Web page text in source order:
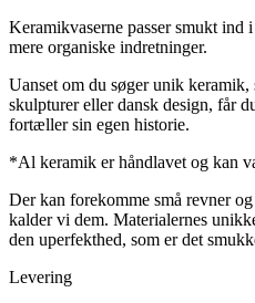
Keramikvaserne passer smukt ind
mere organiske indretninger.
Uanset om du søger unik keramik,
skulpturer eller dansk design, får
fortæller sin egen historie.
*Al keramik er håndlavet og kan
Der kan forekomme små revner
kalder vi dem. Materialernes
den uperfekthed, som er det
Levering